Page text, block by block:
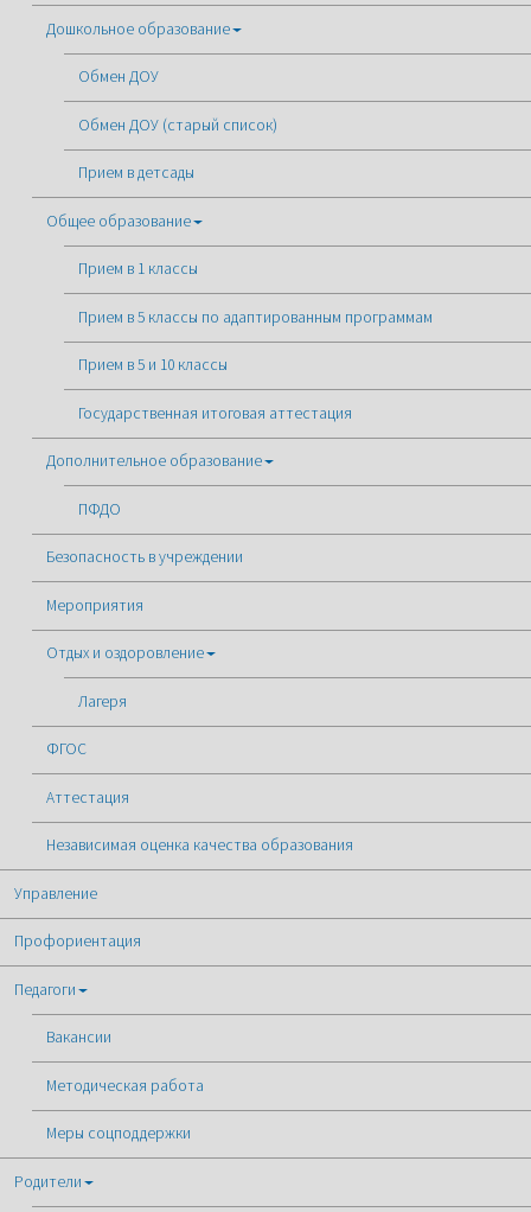
Дошкольное образование
Обмен ДОУ
Обмен ДОУ (старый список)
Прием в детсады
Общее образование
Прием в 1 классы
Прием в 5 классы по адаптированным программам
Прием в 5 и 10 классы
Государственная итоговая аттестация
Дополнительное образование
ПФДО
Безопасность в учреждении
Мероприятия
Отдых и оздоровление
Лагеря
ФГОС
Аттестация
Независимая оценка качества образования
Управление
Профориентация
Педагоги
Вакансии
Методическая работа
Меры соцподдержки
Родители